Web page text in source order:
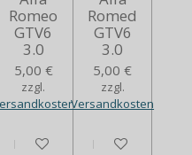
Romeo
GTV6
3.0
5,00 €
zzgl.
In den Warenkorb
Romed
GTV6
3.0
5,00 €
zzgl.
Versandkosten
In den